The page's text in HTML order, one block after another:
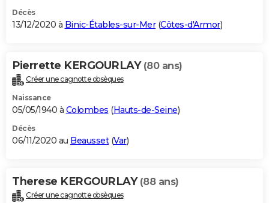
Décès
13/12/2020 à Binic-Étables-sur-Mer(Côtes-d'Armor)
Pierrette KERGOURLAY (80 ans)
Créer une cagnotte obsèques
Naissance
05/05/1940 à Colombes (Hauts-de-Seine)
Décès
06/11/2020 au Beausset(Var)
Therese KERGOURLAY (88 ans)
Créer une cagnotte obsèques